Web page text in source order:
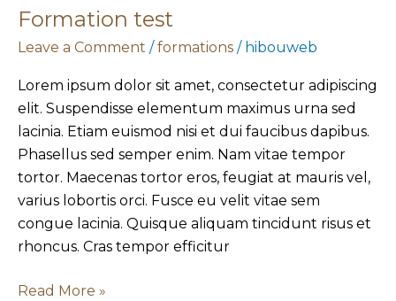
Formation test
Leave a Comment /formations / hibouweb
Lorem ipsum dolor sit amet, consectetur adipiscing
elit. Suspendisse elementum maximus urna sed
lacinia. Etiam euismod nisi et dui faucibus dapibus.
Phasellus sed semper enim. Nam vitae tempor
tortor. Maecenas tortor eros, feugiat at mauris vel,
varius lobortis orci. Fusce eu velit vitae sem
congue lacinia. Quisque aliquam tincidunt risus et
rhoncus. Cras tempor efficitur
Read More »